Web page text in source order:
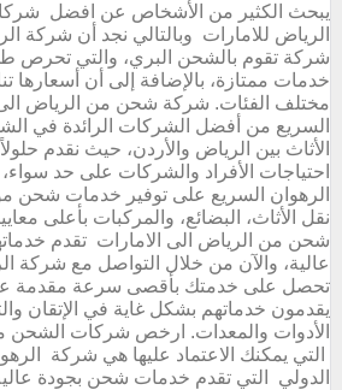
يبحث الكثير من الأشخاص عن افضل
الرياض للامارات وبالتالي نجد أن شركة
شركة تقوم بالشحن البري، والتي تحرص
خدمات ممتازة، بالإضافة إلى أن أسعارها
مختلف الفئات. شركة شحن من الرياض الى
السريع من أفضل الشركات الرائدة في
الأثاث بين الرياض والأردن، حيث نقدم
احتياجات الأفراد والشركات على حد
الرهوان السريع على توفير خدمات شحن
نقل الأثاث، البضائع، والمركبات بأعلى
شحن من الرياض الى الامارات تقدم
عالية، والآن من خلال التواصل مع شركة
تحصل على خدمتك بأقصى سرعة مقدمة
يقدمون خدماتهم بشكل غاية في الإتقان
الأدوات والمعدات. ارخص شركات الشحن
التي يمكنك الاعتماد عليها هي شركة
الدولي التي تقدم خدمات شحن بجودة